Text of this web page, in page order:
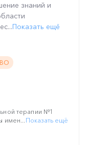
знаний и
Показать ещё
ВО
терапии №1
имен... Показать ещё